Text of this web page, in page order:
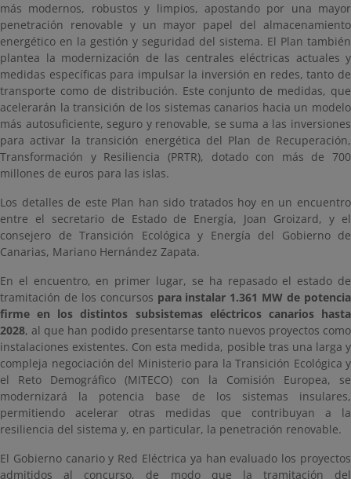
más modernos, robustos y limpios, apostando por una mayor
penetración renovable y un mayor papel del almacenamiento
energético en la gestión y seguridad del sistema. El Plan también
plantea la modernización de las centrales eléctricas actuales y
medidas específicas para impulsar la inversión en redes, tanto de
transporte como de distribución. Este conjunto de medidas, que
acelerarán la transición de los sistemas canarios hacia un modelo
más autosuficiente, seguro y renovable, se suma a las inversiones
para activar la transición energética del Plan de Recuperación,
Transformación y Resiliencia (PRTR), dotado con más de 700
millones de euros para las islas.
Los detalles de este Plan han sido tratados hoy en un encuentro
entre el secretario de Estado de Energía, Joan Groizard, y el
consejero de Transición Ecológica y Energía del Gobierno de
Canarias, Mariano Hernández Zapata.
En el encuentro, en primer lugar, se ha repasado el estado de
tramitación de los concursos para instalar 1.361 MW de potencia
firme en los distintos subsistemas eléctricos canarios hasta
2028, al que han podido presentarse tanto nuevos proyectos como
instalaciones existentes. Con esta medida, posible tras una larga y
compleja negociación del Ministerio para la Transición Ecológica y
el Reto Demográfico (MITECO) con la Comisión Europea, se
modernizará la potencia base de los sistemas insulares,
permitiendo acelerar otras medidas que contribuyan a la
resiliencia del sistema y, en particular, la penetración renovable.
El Gobierno canario y Red Eléctrica ya han evaluado los proyectos
admitidos al concurso, de modo que la tramitación del